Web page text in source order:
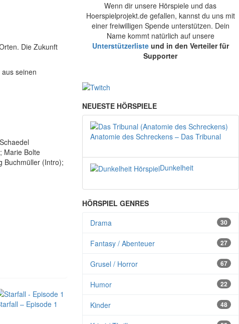
Die Zukunft
seinen
Marie Bolte
Buchmüller (Intro);
– Episode 1
Wenn dir unsere Hörspiele und das
Hoerspielprojekt.de gefallen, kannst du uns mit
einer freiwilligen Spende unterstützen. Dein
Name kommt natürlich auf unsere
Unterstützerlisteund in den Verteiler für
Supporter
NEUESTE HÖRSPIELE
Anatomie des Schreckens – Das Tribunal
Dunkelheit
HÖRSPIEL GENRES
30
Drama
27
Fantasy / Abenteuer
67
Grusel / Horror
22
Humor
48
Kinder